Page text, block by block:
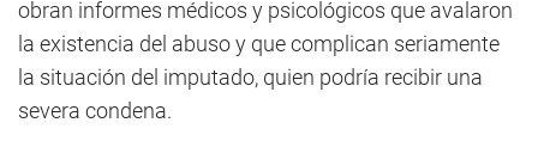
obran informes médicos y psicológicos que avalaron
la existencia del abuso y que complican seriamente
la situación del imputado, quien podría recibir una
severa condena.